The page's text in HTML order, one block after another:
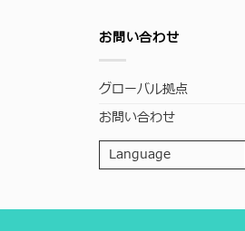
お問い合わせ
グローバル拠点
お問い合わせ
Language